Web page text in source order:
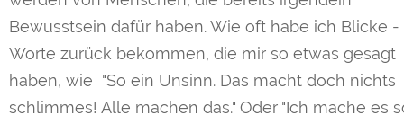
Bewusstsein dafür haben. Wie oft habe ich Blicke -
Worte zurück bekommen, die mir so etwas gesagt
haben, wie "So ein Unsinn. Das macht doch nichts
schlimmes! Alle machen das." Oder "Ich mache es